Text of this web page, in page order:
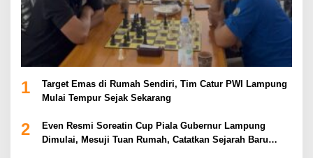
1
Target Emas di Rumah Sendiri, Tim Catur PWI Lampung
Mulai Tempur Sejak Sekarang
2
Even Resmi Soreatin Cup Piala Gubernur Lampung
Dimulai, Mesuji Tuan Rumah, Catatkan Sejarah Baru